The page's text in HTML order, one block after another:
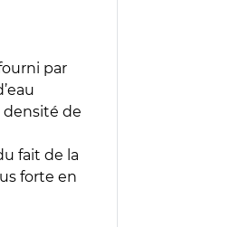
par
densité de
fait de la
forte en